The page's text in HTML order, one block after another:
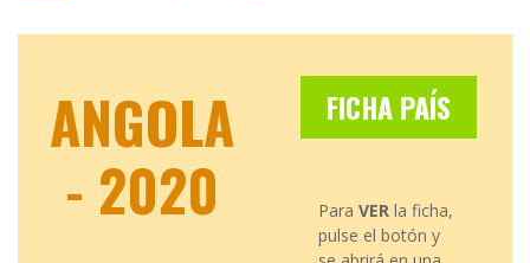
ANGOLA
- 2020
FICHA PAÍS
Para VER la ficha,
pulse el botón y